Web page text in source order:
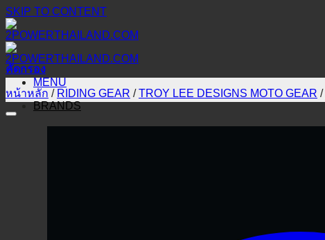
SKIP TO CONTENT
MENU
BRANDS
คัดกรอง
หน้าหลัก / RIDING GEAR / TROY LEE DESIGNS MOTO GEAR /